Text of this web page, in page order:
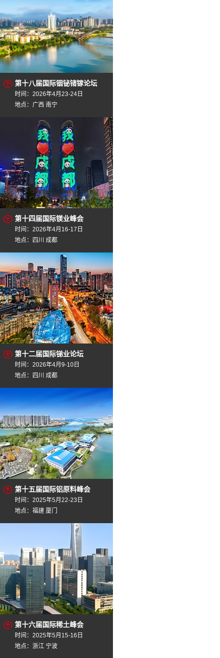
第十八届国际铟铋锗镓论坛
时间：2026年4月23-24日
地点：广西 南宁
第十四届国际镁业峰会
时间：2026年4月16-17日
地点：四川 成都
第十二届国际锑业论坛
时间：2026年4月9-10日
地点：四川 成都
第十五届国际铝原料峰会
时间：2025年5月22-23日
地点：福建 厦门
第十六届国际稀土峰会
时间：2025年5月15-16日
地点：浙江 宁波